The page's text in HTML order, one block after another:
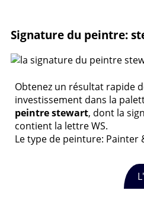
Signature du peintre:
Obtenez un résultat rapide
investissement dans la
peintre stewart, dont la
contient la lettre WS.
Le type de peinture: